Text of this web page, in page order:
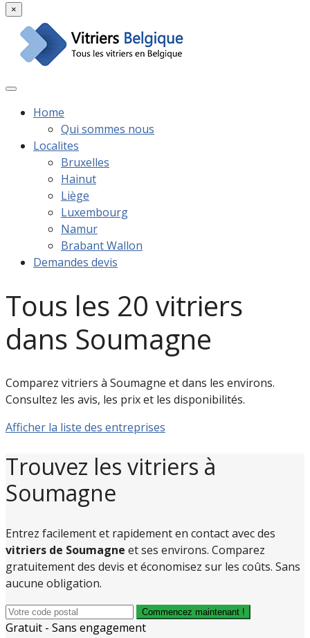
×
Home
Qui sommes nous
Localites
Bruxelles
Hainut
Liège
Luxembourg
Namur
Brabant Wallon
Demandes devis
Tous les 20 vitriers
dans Soumagne
Comparez vitriers à Soumagne et dans les environs.
Consultez les avis, les prix et les disponibilités.
Afficher la liste des entreprises
Trouvez les vitriers à
Soumagne
Entrez facilement et rapidement en contact avec des
vitriers de Soumagne et ses environs. Comparez
gratuitement des devis et économisez sur les coûts. Sans
aucune obligation.
Commencez maintenant !
Gratuit - Sans engagement